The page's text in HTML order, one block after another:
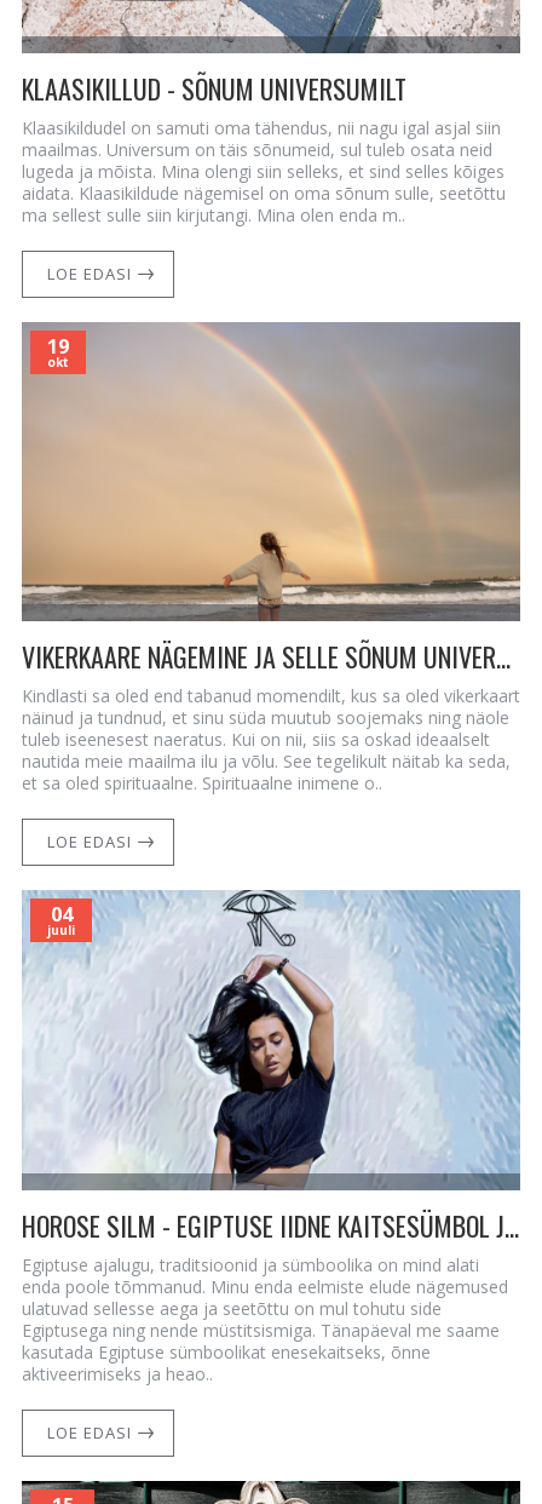
KLAASIKILLUD - SÕNUM UNIVERSUMILT
Klaasikildudel on samuti oma tähendus, nii nagu igal asjal siin
maailmas. Universum on täis sõnumeid, sul tuleb osata neid
lugeda ja mõista. Mina olengi siin selleks, et sind selles kõiges
aidata. Klaasikildude nägemisel on oma sõnum sulle, seetõttu
ma sellest sulle siin kirjutangi. Mina olen enda m..
LOE EDASI
19
okt
VIKERKAARE NÄGEMINE JA SELLE SÕNUM UNIVERSUMILT
Kindlasti sa oled end tabanud momendilt, kus sa oled vikerkaart
näinud ja tundnud, et sinu süda muutub soojemaks ning näole
tuleb iseenesest naeratus. Kui on nii, siis sa oskad ideaalselt
nautida meie maailma ilu ja võlu. See tegelikult näitab ka seda,
et sa oled spirituaalne. Spirituaalne inimene o..
LOE EDASI
04
juuli
HOROSE SILM - EGIPTUSE IIDNE KAITSESÜMBOL JA SELLE TÄHENDUS
Egiptuse ajalugu, traditsioonid ja sümboolika on mind alati
enda poole tõmmanud. Minu enda eelmiste elude nägemused
ulatuvad sellesse aega ja seetõttu on mul tohutu side
Egiptusega ning nende müstitsismiga. Tänapäeval me saame
kasutada Egiptuse sümboolikat enesekaitseks, õnne
aktiveerimiseks ja heao..
LOE EDASI